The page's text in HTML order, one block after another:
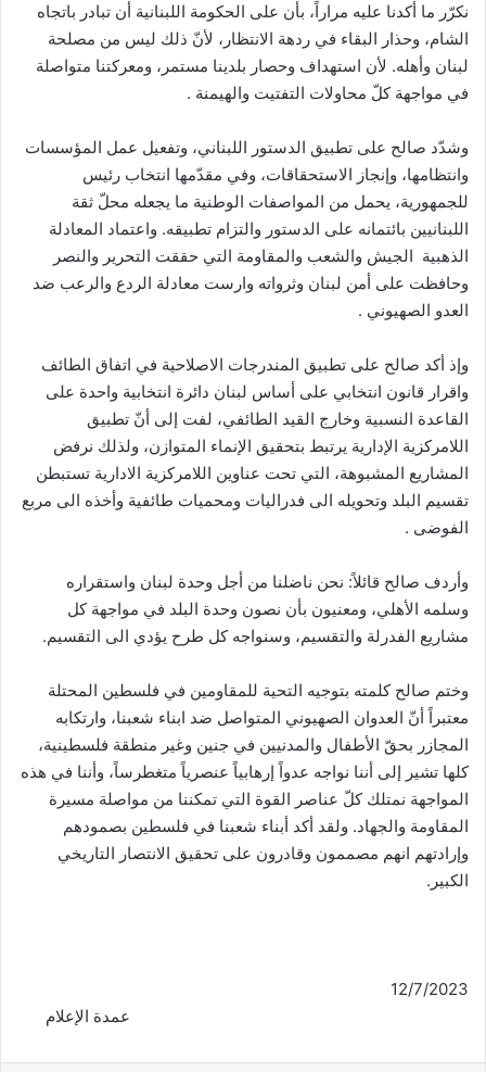
نكرّر ما أكدنا عليه مراراً، بأن على الحكومة اللبنانية أن تبادر باتجاه
الشام، وحذار البقاء في ردهة الانتظار، لأنّ ذلك ليس من مصلحة
لبنان وأهله. لأن استهداف وحصار بلدينا مستمر، ومعركتنا متواصلة
في مواجهة كلّ محاولات التفتيت والهيمنة .
وشدّد صالح على تطبيق الدستور اللبناني، وتفعيل عمل المؤسسات
وانتظامها، وإنجاز الاستحقاقات، وفي مقدّمها انتخاب رئيس
للجمهورية، يحمل من المواصفات الوطنية ما يجعله محلّ ثقة
اللبنانيين بائتمانه على الدستور والتزام تطبيقه. واعتماد المعادلة
الذهبية الجيش والشعب والمقاومة التي حققت التحرير والنصر
وحافظت على أمن لبنان وثرواته وارست معادلة الردع والرعب ضد
العدو الصهيوني .
وإذ أكد صالح على تطبيق المندرجات الاصلاحية في اتفاق الطائف
واقرار قانون انتخابي على أساس لبنان دائرة انتخابية واحدة على
القاعدة النسبية وخارج القيد الطائفي، لفت إلى أنّ تطبيق
اللامركزية الإدارية يرتبط بتحقيق الإنماء المتوازن، ولذلك نرفض
المشاريع المشبوهة، التي تحت عناوين اللامركزية الادارية تستبطن
تقسيم البلد وتحويله الى فدراليات ومحميات طائفية وأخذه الى مربع
الفوضى .
وأردف صالح قائلاً: نحن ناضلنا من أجل وحدة لبنان واستقراره
وسلمه الأهلي، ومعنيون بأن نصون وحدة البلد في مواجهة كل
مشاريع الفدرلة والتقسيم، وسنواجه كل طرح يؤدي الى التقسيم.
وختم صالح كلمته بتوجيه التحية للمقاومين في فلسطين المحتلة
معتبراً أنّ العدوان الصهيوني المتواصل ضد ابناء شعبنا، وارتكابه
المجازر بحقّ الأطفال والمدنيين في جنين وغير منطقة فلسطينية،
كلها تشير إلى أننا نواجه عدواً إرهابياً عنصرياً متغطرساً، وأننا في هذه
المواجهة نمتلك كلّ عناصر القوة التي تمكننا من مواصلة مسيرة
المقاومة والجهاد. ولقد أكد أبناء شعبنا في فلسطين بصمودهم
وإرادتهم انهم مصممون وقادرون على تحقيق الانتصار التاريخي
الكبير.
12/7/2023
عمدة الإعلام